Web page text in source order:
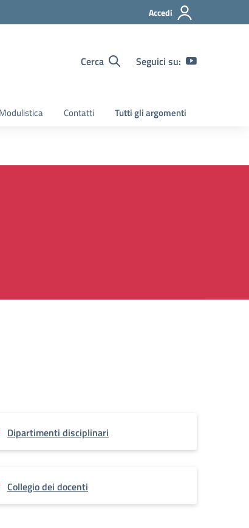
Accedi
Cerca Seguici su:
Modulistica Contatti Tutti gli argomenti
Dipartimenti disciplinari
Collegio dei docenti